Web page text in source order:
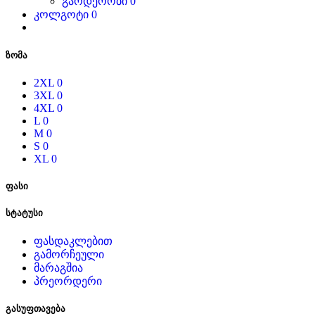
კოლგოტი 0
ზომა
2XL 0
3XL 0
4XL 0
L 0
M 0
S 0
XL 0
ფასი
სტატუსი
ფასდაკლებით
გამორჩეული
მარაგშია
პრეორდერი
გასუფთავება